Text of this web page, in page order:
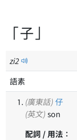
「子」
zi2
語素
(廣東話) 仔
(英文) son
配詞 / 用法：